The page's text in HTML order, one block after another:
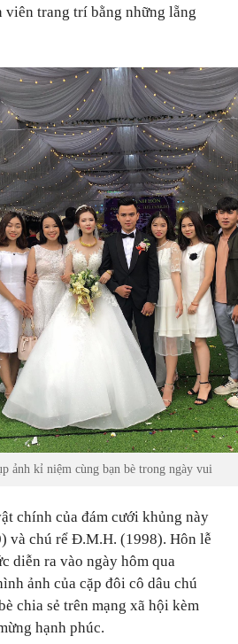
viên trang trí bằng những lẵng
ảnh kỉ niệm cùng bạn bè trong ngày vui
chính của đám cưới khủng này
và chú rể Đ.M.H. (1998). Hôn lễ
diễn ra vào ngày hôm qua
ảnh của cặp đôi cô dâu chú
chia sẻ trên mạng xã hội kèm
hạnh phúc.